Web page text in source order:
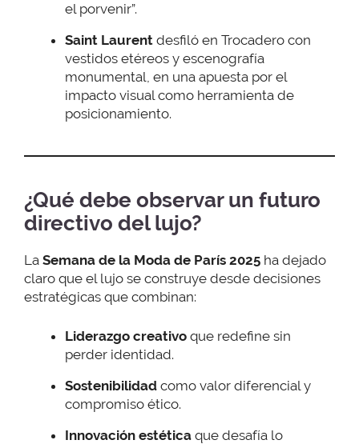
el porvenir”.
Saint Laurent desfiló en Trocadero con
vestidos etéreos y escenografía
monumental, en una apuesta por el
impacto visual como herramienta de
posicionamiento.
¿Qué debe observar un futuro
directivo del lujo?
La Semana de la Moda de París 2025 ha dejado
claro que el lujo se construye desde decisiones
estratégicas que combinan:
Liderazgo creativo que redefine sin
perder identidad.
Sostenibilidad como valor diferencial y
compromiso ético.
Innovación estética que desafía lo